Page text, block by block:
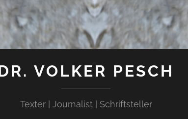
VOLKER PESCH
Texter | Journalist | Schriftsteller